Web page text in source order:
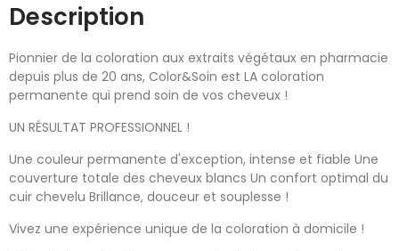
Description
Pionnier de la coloration aux extraits végétaux en pharmacie
depuis plus de 20 ans, Color&Soin est LA coloration
permanente qui prend soin de vos cheveux !
UN RÉSULTAT PROFESSIONNEL !
Une couleur permanente d'exception, intense et fiable Une
couverture totale des cheveux blancs Un confort optimal du
cuir chevelu Brillance, douceur et souplesse !
Vivez une expérience unique de la coloration à domicile !